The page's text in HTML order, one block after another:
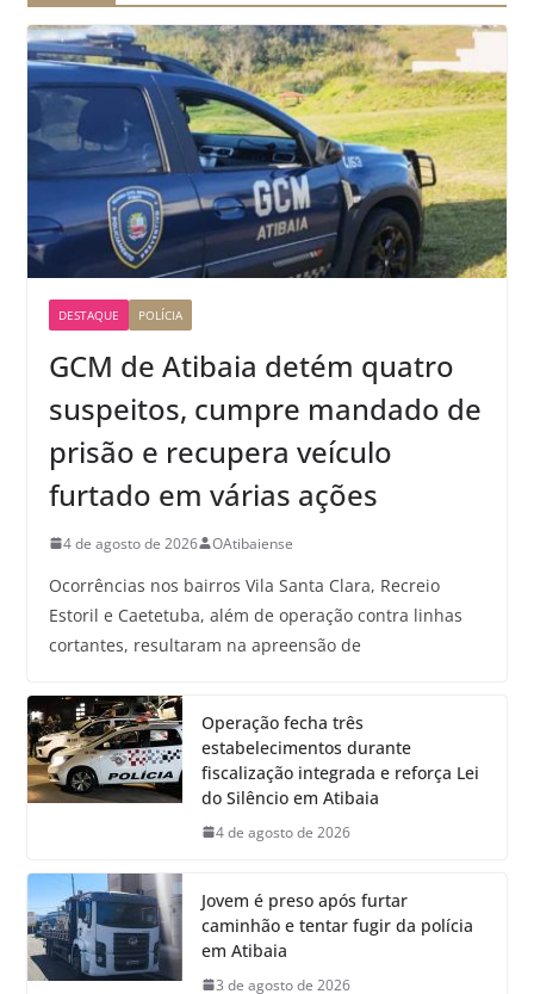
DESTAQUE POLÍCIA
GCM de Atibaia detém quatro
suspeitos, cumpre mandado de
prisão e recupera veículo
furtado em várias ações
4 de agosto de 2026 OAtibaiense
Ocorrências nos bairros Vila Santa Clara, Recreio
Estoril e Caetetuba, além de operação contra linhas
cortantes, resultaram na apreensão de
Operação fecha três
estabelecimentos durante
fiscalização integrada e reforça Lei
do Silêncio em Atibaia
4 de agosto de 2026
Jovem é preso após furtar
caminhão e tentar fugir da polícia
em Atibaia
3 de agosto de 2026